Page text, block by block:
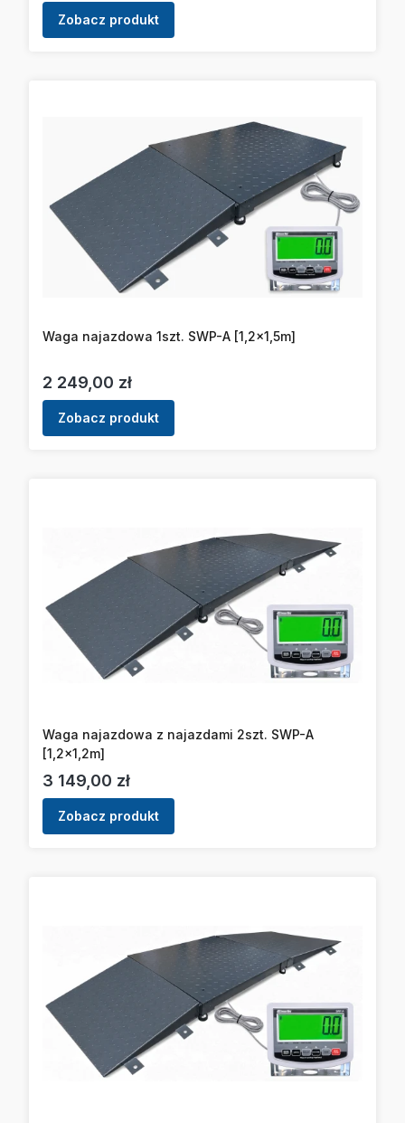
Zobacz produkt
Waga najazdowa 1szt. SWP-A [1,2x1,5m]
Cena
2 249,00 zł
Zobacz produkt
Waga najazdowa z najazdami 2szt. SWP-A
[1,2x1,2m]
Cena
3 149,00 zł
Zobacz produkt